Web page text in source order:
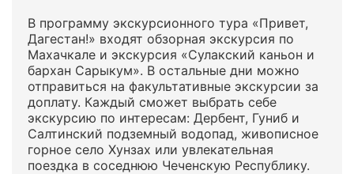
В программу экскурсионного тура «Привет,
Дагестан!» входят обзорная экскурсия по
Махачкале и экскурсия «Сулакский каньон и
бархан Сарыкум». В остальные дни можно
отправиться на факультативные экскурсии за
доплату. Каждый сможет выбрать себе
экскурсию по интересам: Дербент, Гуниб и
Салтинский подземный водопад, живописное
горное село Хунзах или увлекательная
поездка в соседнюю Чеченскую Республику.